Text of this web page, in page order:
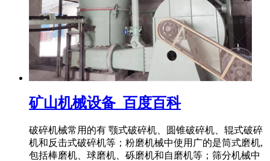
矿山机械设备_百度百科
破碎机械常用的有 颚式破碎机、圆锥破碎机、辊式破碎
机和反击式破碎机等；粉磨机械中使用广的是筒式磨机,
包括棒磨机、球磨机、砾磨机和自磨机等；筛分机械中